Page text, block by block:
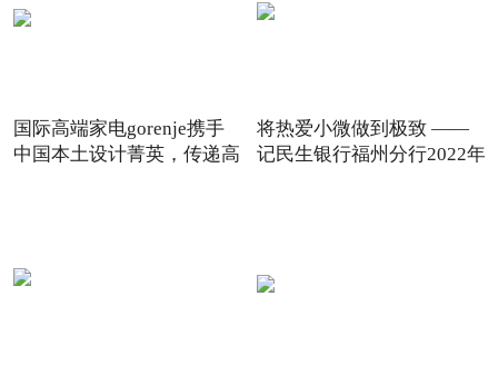
国际高端家电gorenje携手
中国本土设计菁英，传递高
将热爱小微做到极致 ——
记民生银行福州分行2022年